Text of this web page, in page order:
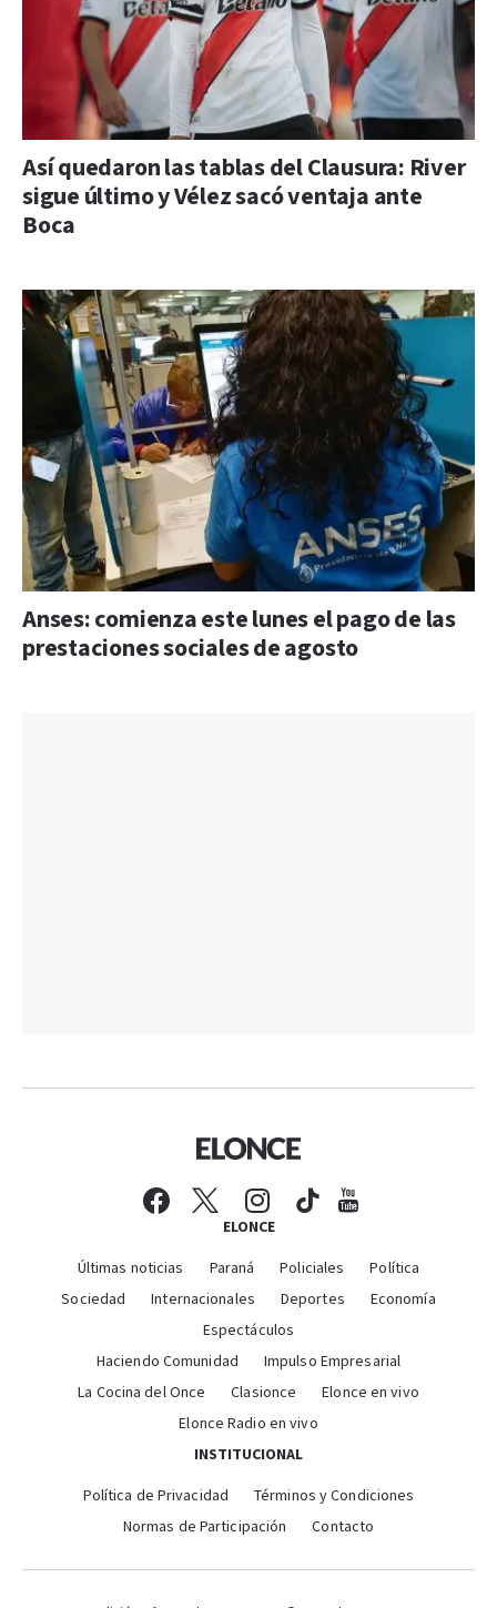
Así quedaron las tablas del Clausura: River
sigue último y Vélez sacó ventaja ante
Boca
Anses: comienza este lunes el pago de las
prestaciones sociales de agosto
ELONCE
Últimas noticias Paraná Policiales
Política
Sociedad
Internacionales Deportes
Economía
Espectáculos
Haciendo Comunidad
Impulso Empresarial
La Cocina del Once
Clasionce
Elonce en vivo
Elonce Radio en vivo
INSTITUCIONAL
Política de Privacidad
Términos y Condiciones
Normas de Participación
Contacto